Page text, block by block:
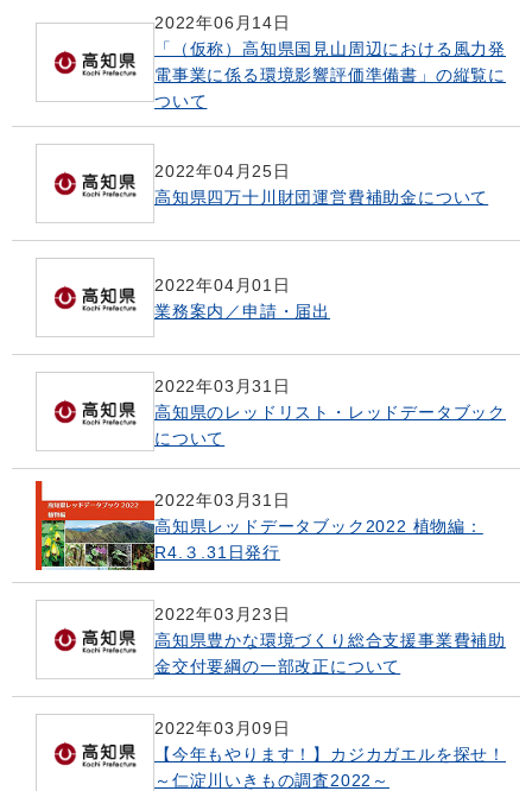
2022年06月14日
「（仮称）高知県国見山周辺における風力発
電事業に係る環境影響評価準備書」の縦覧に
ついて
2022年04月25日
高知県四万十川財団運営費補助金について
2022年04月01日
業務案内／申請・届出
2022年03月31日
高知県のレッドリスト・レッドデータブック
について
2022年03月31日
高知県レッドデータブック2022 植物編：
R4.３.31日発行
2022年03月23日
高知県豊かな環境づくり総合支援事業費補助
金交付要綱の一部改正について
2022年03月09日
【今年もやります！】カジカガエルを探せ！
～仁淀川いきもの調査2022～